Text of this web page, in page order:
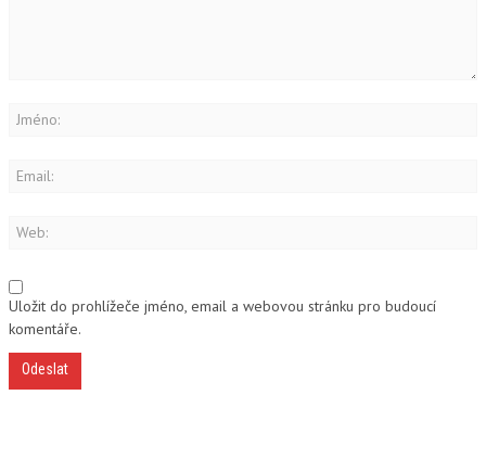
Uložit do prohlížeče jméno, email a webovou stránku pro budoucí
komentáře.